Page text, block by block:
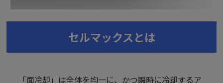
セルマックスとは
「面冷却」は全体を均一に、かつ瞬時に冷却するア